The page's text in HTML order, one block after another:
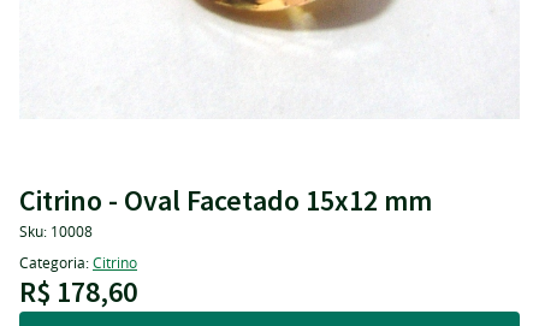
Citrino - Oval Facetado 15x12 mm
Sku: 10008
Categoria:Citrino
R$ 178,60